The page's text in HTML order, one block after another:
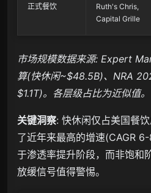
正式餐饮
Ruth's Chris,
Capital Grille
市场规模数据来源: Expert
算(快休闲~$48.5B)、NRA
$1.1T)。各层级占比为近似值。
关键洞察: 快休闲仅占美国餐
了近年来最高的增速(CAGR
于渗透率提升阶段，而非饱
放缓信号值得警惕。